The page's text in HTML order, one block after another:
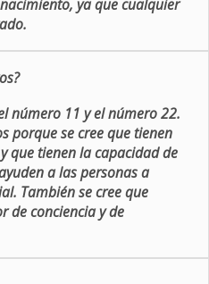
ya que cualquier
número 11 y el número 22.
porque se cree que tienen
que tienen la capacidad de
a las personas a
También se cree que
de conciencia y de